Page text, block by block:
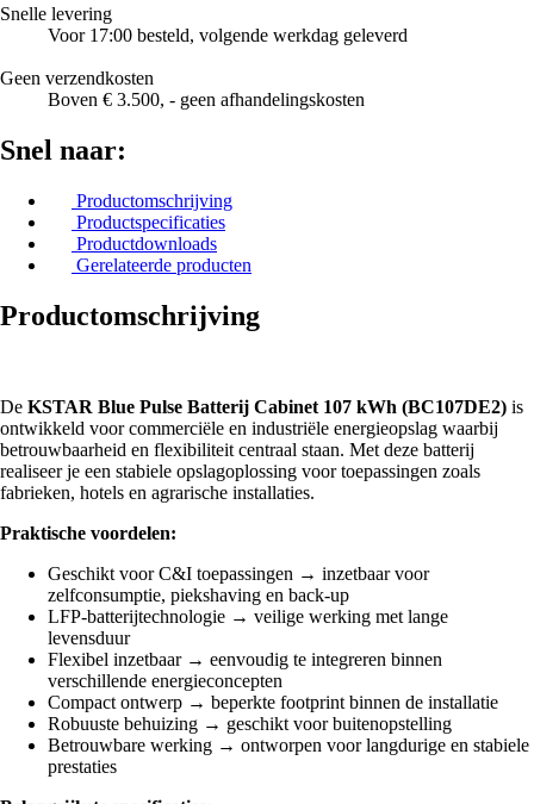
Snelle levering
Voor 17:00 besteld, volgende werkdag geleverd
Geen verzendkosten
Boven € 3.500, - geen afhandelingskosten
Snel naar:
Productomschrijving
Productspecificaties
Productdownloads
Gerelateerde producten
Productomschrijving
De KSTAR Blue Pulse Batterij Cabinet 107 kWh (BC107DE2) is
ontwikkeld voor commerciële en industriële energieopslag waarbij
betrouwbaarheid en flexibiliteit centraal staan. Met deze batterij
realiseer je een stabiele opslagoplossing voor toepassingen zoals
fabrieken, hotels en agrarische installaties.
Praktische voordelen:
Geschikt voor C&I toepassingen → inzetbaar voor
zelfconsumptie, piekshaving en back-up
LFP-batterijtechnologie → veilige werking met lange
levensduur
Flexibel inzetbaar → eenvoudig te integreren binnen
verschillende energieconcepten
Compact ontwerp → beperkte footprint binnen de installatie
Robuuste behuizing → geschikt voor buitenopstelling
Betrouwbare werking → ontworpen voor langdurige en stabiele
prestaties